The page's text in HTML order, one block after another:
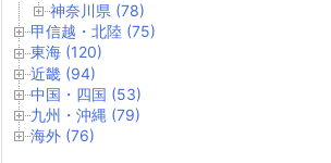
神奈川県 (78)
甲信越・北陸 (75)
東海 (120)
近畿 (94)
中国・四国 (53)
九州・沖縄 (79)
海外 (76)